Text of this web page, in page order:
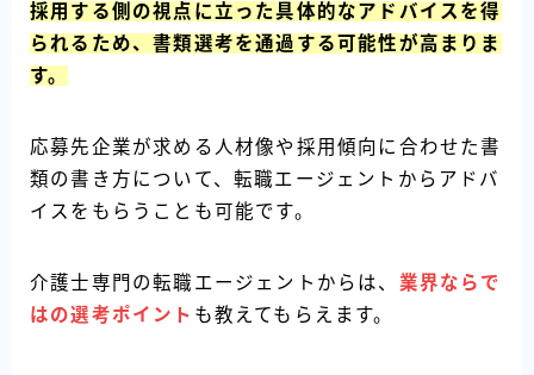
採用する側の視点に立った具体的なアドバイスを得
られるため、書類選考を通過する可能性が高まりま
す。
応募先企業が求める人材像や採用傾向に合わせた書
類の書き方について、転職エージェントからアドバ
イスをもらうことも可能です。
介護士専門の転職エージェントからは、 業界ならで
はの選考ポイント も教えてもらえます。